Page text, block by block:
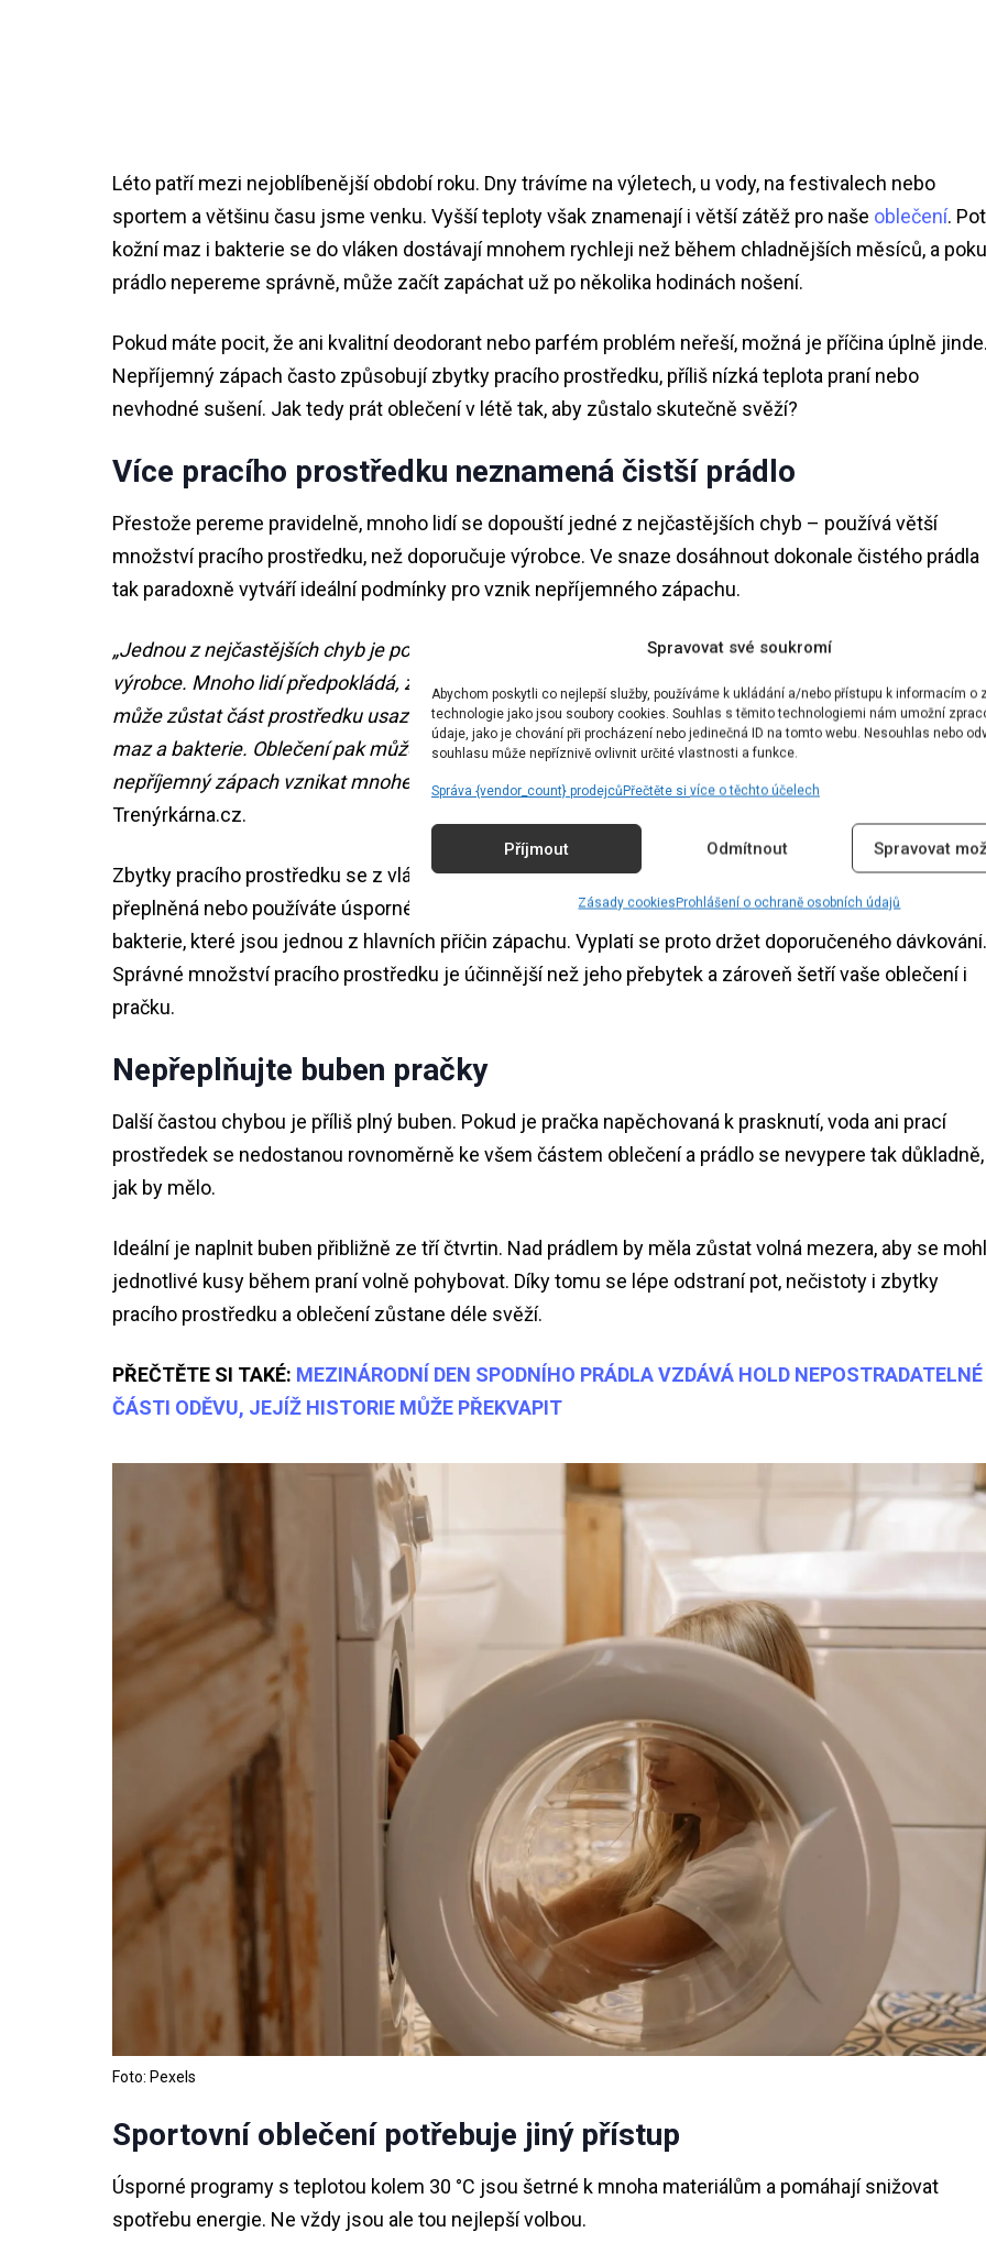
Spravovat své soukromí
Abychom poskytli co nejlepší služby, používáme k ukládání a/nebo přístupu k informacím o
technologie jako jsou soubory cookies. Souhlas s těmito technologiemi nám umožní
údaje, jako je chování při procházení nebo jedinečná ID na tomto webu. Nesouhlas nebo
souhlasu může nepříznivě ovlivnit určité vlastnosti a funkce.
Správa {vendor_count} prodejcůPřečtěte si více o těchto účelech
Příjmout Odmítnout Spravovat
Zásady cookiesProhlášení o ochraně osobních údajů
Léto patří mezi nejoblíbenější období roku. Dny trávíme na výletech, u vody, na festivalech nebo
sportem a většinu času jsme venku. Vyšší teploty však znamenají i větší zátěž pro naše oblečení.
kožní maz i bakterie se do vláken dostávají mnohem rychleji než během chladnějších měsíců, a
prádlo nepereme správně, může začít zapáchat už po několika hodinách nošení.
Pokud máte pocit, že ani kvalitní deodorant nebo parfém problém neřeší, možná je příčina úplně
Nepříjemný zápach často způsobují zbytky pracího prostředku, příliš nízká teplota praní nebo
nevhodné sušení. Jak tedy prát oblečení v létě tak, aby zůstalo skutečně svěží?
Více pracího prostředku neznamená čistší prádlo
Přestože pereme pravidelně, mnoho lidí se dopouští jedné z nejčastějších chyb – používá větší
množství pracího prostředku, než doporučuje výrobce. Ve snaze dosáhnout dokonale čistého prádla
tak paradoxně vytváří ideální podmínky pro vznik nepříjemného zápachu.
„Jednou z nejčastějších chyb je používání většího množství pracího prostředku, než doporučuje
výrobce. Mnoho lidí předpokládá, že více gelu nebo prášku zajistí lepší výsledek. Ve skutečnosti ale
může zůstat část prostředku usazená ve vláknech. Právě tyto zbytky následně zachycují pot, kožní
maz a bakterie. Oblečení pak může působit čistě a vonět po vytažení z pračky, ale při nošení začne
nepříjemný zápach vznikat mnohem rychleji,” vysvětluje Adam Rožánek z internetového obchodu
Trenýrkárna.cz.
Zbytky pracího prostředku se z vláken nemusí dokonale vypláchnout, zejména pokud je pračka
přeplněná nebo používáte úsporné programy. Na usazeninách se pak snadněji zachytávají nečistoty
bakterie, které jsou jednou z hlavních příčin zápachu. Vyplatí se proto držet doporučeného dávkování.
Správné množství pracího prostředku je účinnější než jeho přebytek a zároveň šetří vaše oblečení i
pračku.
Nepřeplňujte buben pračky
Další častou chybou je příliš plný buben. Pokud je pračka napěchovaná k prasknutí, voda ani prací
prostředek se nedostanou rovnoměrně ke všem částem oblečení a prádlo se nevypere tak důkladně,
jak by mělo.
Ideální je naplnit buben přibližně ze tří čtvrtin. Nad prádlem by měla zůstat volná mezera, aby se
jednotlivé kusy během praní volně pohybovat. Díky tomu se lépe odstraní pot, nečistoty i zbytky
pracího prostředku a oblečení zůstane déle svěží.
PŘEČTĚTE SI TAKÉ: MEZINÁRODNÍ DEN SPODNÍHO PRÁDLA VZDÁVÁ HOLD NEPOSTRADATELNÉ
ČÁSTI ODĚVU, JEJÍŽ HISTORIE MŮŽE PŘEKVAPIT
Foto: Pexels
Sportovní oblečení potřebuje jiný přístup
Úsporné programy s teplotou kolem 30 °C jsou šetrné k mnoha materiálům a pomáhají snižovat
spotřebu energie. Ne vždy jsou ale tou nejlepší volbou.